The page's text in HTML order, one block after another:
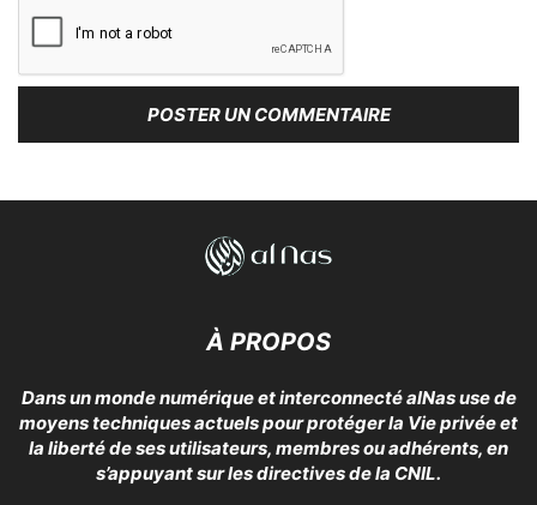
À PROPOS
Dans un monde numérique et interconnecté alNas use de
moyens techniques actuels pour protéger la Vie privée et
la liberté de ses utilisateurs, membres ou adhérents, en
s’appuyant sur les directives de la CNIL.